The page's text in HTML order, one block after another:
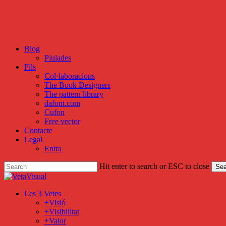
Blog
Piulades
Fils
Col·laboracions
The Book Designers
The pattern library
dafont.com
Cufon
Free vector
Contacte
Legal
Entra
Hit enter to search or ESC to close
Close
search
Menu
Les 3 Vetes
+Visió
+Visibilitat
+Valor